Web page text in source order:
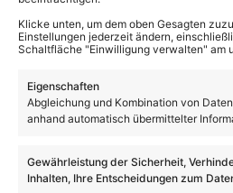
Klicke unten, um dem oben Gesagten
Einstellungen jederzeit ändern,
Schaltfläche "Einwilligung verwalten" am
Eigenschaften
Abgleichung und Kombination von
anhand automatisch übermittelter
Gewährleistung der Sicherheit,
Inhalten, Ihre Entscheidungen zum